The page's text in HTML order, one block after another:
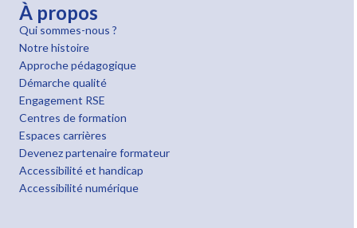
À propos
Qui sommes-nous ?
Notre histoire
Approche pédagogique
Démarche qualité
Engagement RSE
Centres de formation
Espaces carrières
Devenez partenaire formateur
Accessibilité et handicap
Accessibilité numérique